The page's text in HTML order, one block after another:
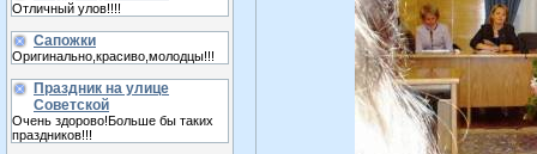
Отличный улов!!!!
Сапожки
Оригинально,красиво,молодцы!!!
Праздник на улице
Советской
Очень здорово!Больше бы таких
праздников!!!